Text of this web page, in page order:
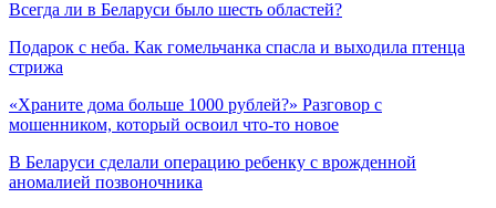
Всегда ли в Беларуси было шесть областей?
Подарок с неба. Как гомельчанка спасла и выходила птенца
стрижа
«Храните дома больше 1000 рублей?» Разговор с
мошенником, который освоил что-то новое
В Беларуси сделали операцию ребенку с врожденной
аномалией позвоночника